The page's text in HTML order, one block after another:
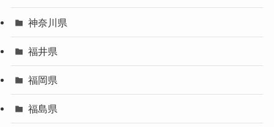
神奈川県
福井県
福岡県
福島県